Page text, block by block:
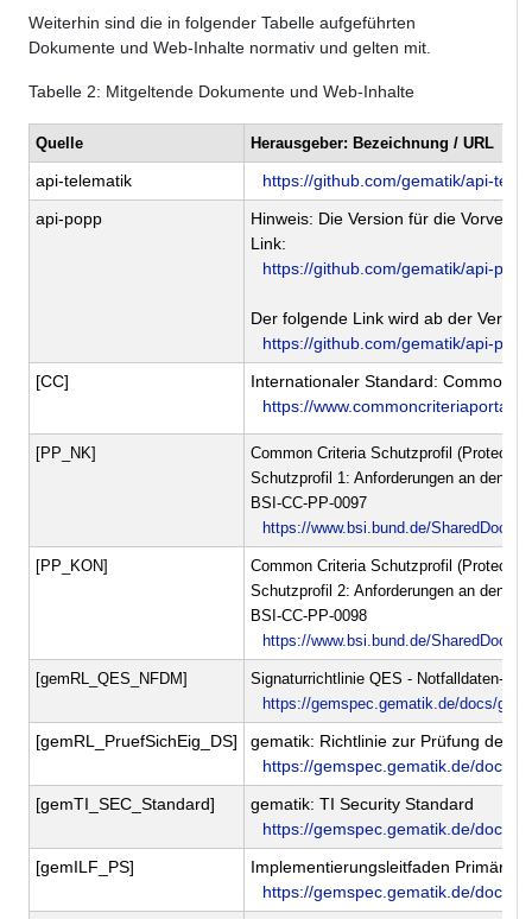
Weiterhin sind die in folgender Tabelle aufgeführten
Dokumente und Web-Inhalte normativ und gelten mit.
Tabelle 2: Mitgeltende Dokumente und Web-Inhalte
Quelle Herausgeber: Bezeichnung / URL
api-telematik
https://github.com/gematik/api-
api-popp
Hinweis: Die Version für die
Link:
https://github.com/gematik/api-
Der folgende Link wird ab der
https://github.com/gematik/api-
[CC]
Internationaler Standard: Common
https://
[PP_NK]
Common Criteria Schutzprofil
Schutzprofil 1: Anforderungen an den
BSI-CC-PP-0097
https://www.bsi.bund.de/SharedDocs/
[PP_KON]
Common Criteria Schutzprofil
Schutzprofil 2: Anforderungen an den
BSI-CC-PP-0098
https://www.bsi.bund.de/SharedDocs/
[gemRL_QES_NFDM]
Signaturrichtlinie QES - Notfalldaten-
https://gemspec.gematik.de/docs/
[gemRL_PruefSichEig_DS]
gematik: Richtlinie zur Prüfung der
https://gemspec.gematik.de/docs/
[gemTI_SEC_Standard]
gematik: TI Security Standard
https://gemspec.gematik.de/docs/
[gemILF_PS]
Implementierungsleitfaden
https://gemspec.gematik.de/docs/